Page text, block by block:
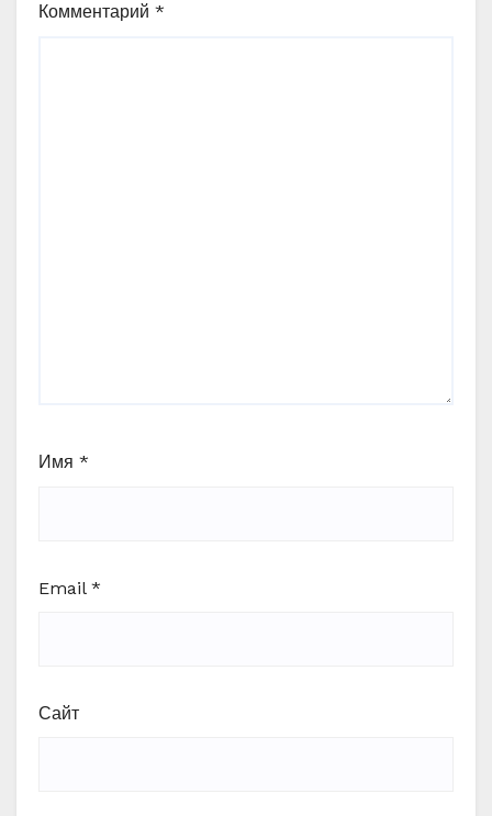
Комментарий *
Имя *
Email *
Сайт